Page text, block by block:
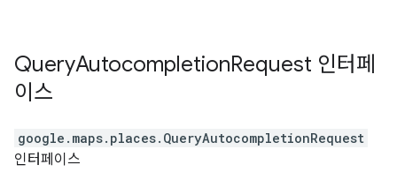
QueryAutocompletionRequest 인터페
이스
google.maps.places. QueryAutocompletionRequest
인터페이스